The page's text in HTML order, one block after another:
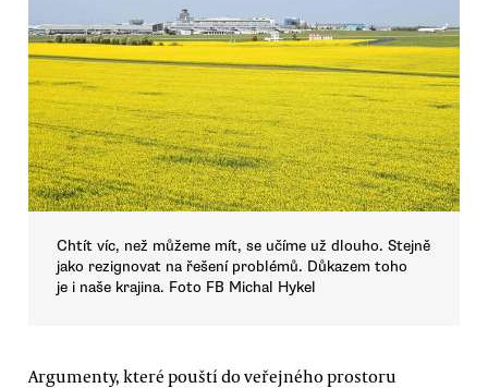
Chtít víc, než můžeme mít, se učíme už dlouho. Stejně
jako rezignovat na řešení problémů. Důkazem toho
je i naše krajina. Foto FB Michal Hykel
Argumenty, které pouští do veřejného prostoru